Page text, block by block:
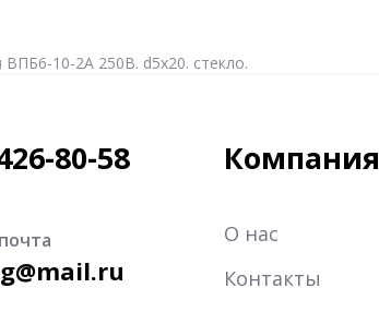
ВПБ6-10-2А 250В. d5x20. стекло.
80-58 Компания
О нас
Контакты